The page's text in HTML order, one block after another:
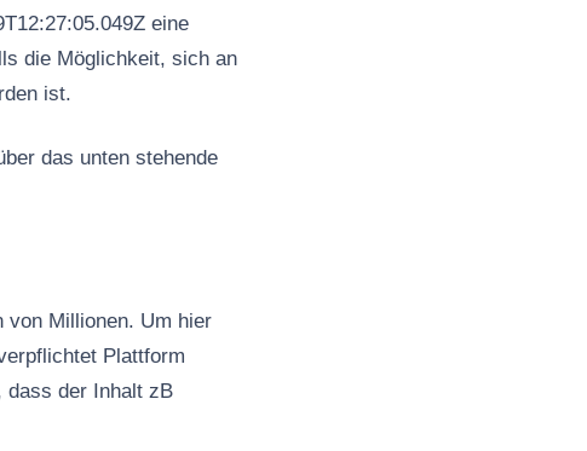
eine
die Möglichkeit, sich an
ist.
das unten stehende
von Millionen. Um hier
Plattform
dass der Inhalt zB